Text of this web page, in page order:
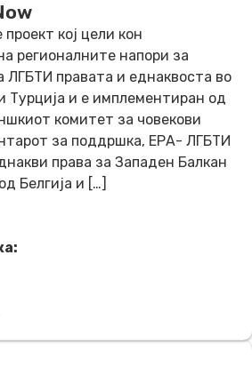
кој цели кон
регионалните напори за
ЛГБТИ правата и еднаквоста во
Турција и е имплементиран од
комитет за човекови
за поддршка, ЕРА- ЛГБТИ
права за Западен Балкан
Белгија и […]